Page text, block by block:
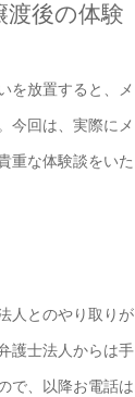
後の体験
を放置すると、メ
今回は、実際にメ
重な体験談をいた
人とのやり取りが
護士法人からは手
で、以降お電話は